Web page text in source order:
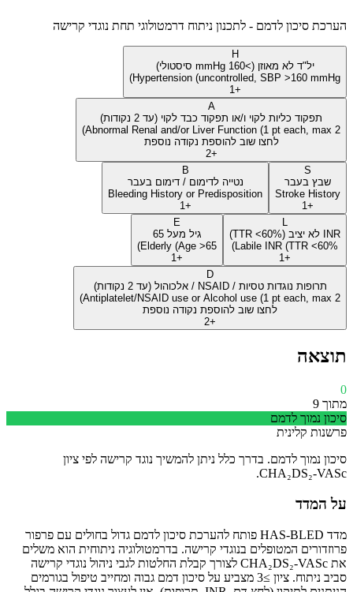
הערכת סיכון לדמם - לתכנון ניתוח דרמטולוגי תחת נוגדי קרישה
H
יל"ד לא מאוזן (>160 mmHg סיסטולי)
Hypertension (uncontrolled, SBP >160 mmHg)
+1
A
תפקוד כליות לקוי ו/או תפקוד כבד לקוי (עד 2 נקודות)
Abnormal Renal and/or Liver Function (1 pt each, max 2)
לחצו שוב להוספת נקודה נוספת
+2
S
שבץ בעבר
Stroke History
+1
B
נטייה לדימום / דימום בעבר
Bleeding History or Predisposition
+1
L
INR לא יציב (TTR <60%)
Labile INR (TTR <60%)
+1
E
גיל מעל 65
Elderly (Age >65)
+1
D
תרופות נוגדות טסיות / NSAID / אלכוהול (עד 2 נקודות)
Antiplatelet/NSAID use or Alcohol use (1 pt each, max 2)
לחצו שוב להוספת נקודה נוספת
+2
תוצאה
0
מתוך 9
סיכון נמוך לדמם
פרשנות קלינית
סיכון נמוך לדמם. בדרך כלל ניתן להמשיך נוגד קרישה לפי ציון
CHA₂DS₂-VASc.
על המדד
מדד HAS-BLED פותח להערכת סיכון לדמם גדול בחולים עם פרפור
פרוזדורים המטופלים בנוגדי קרישה. בדרמטולוגיה ניתוחית הוא משלים
את CHA₂DS₂-VASc לצורך קבלת החלטות לגבי ניהול נוגדי קרישה
סביב ניתוח. ציון ≥3 מצביע על סיכון דמם גבוה ומחייב טיפול בגורמים